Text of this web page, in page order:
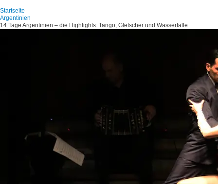
Startseite
Argentinien
14 Tage Argentinien – die Highlights: Tango, Gletscher und Wasserfälle